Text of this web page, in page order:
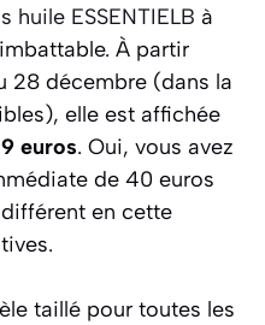
huile ESSENTIELB à
À partir
28 décembre (dans la
elle est affichée
euros. Oui, vous avez
de 40 euros
en cette
taillé pour toutes les